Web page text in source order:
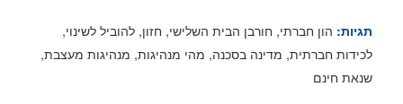
תגיות: הון חברתי, חורבן הבית השלישי, חזון, להוביל לשינוי,
לכידות חברתית, מדינה בסכנה, מהי מנהיגות, מנהיגות מעצבת,
שנאת חינם